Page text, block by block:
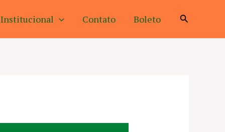
Institucional Contato Boleto Pesquisar